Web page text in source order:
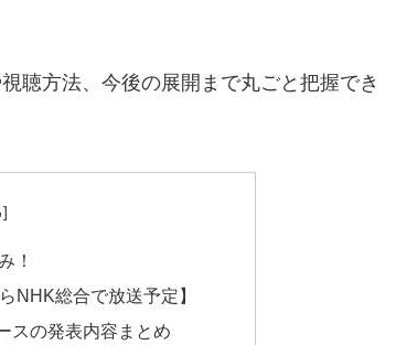
聴方法、今後の展開まで丸ごと把握でき
！
NHK総合で放送予定】
スの発表内容まとめ